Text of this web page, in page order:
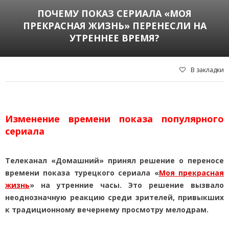
ПОЧЕМУ ПОКАЗ СЕРИАЛА «МОЯ
ПРЕКРАСНАЯ ЖИЗНЬ» ПЕРЕНЕСЛИ НА
УТРЕННЕЕ ВРЕМЯ?
В закладки
Изменение времени показа популярного
сериала
Телеканал «Домашний» принял решение о переносе
времени показа турецкого сериала «Моя прекрасная
жизнь» на утренние часы. Это решение вызвало
неоднозначную реакцию среди зрителей, привыкших
к традиционному вечернему просмотру мелодрам.